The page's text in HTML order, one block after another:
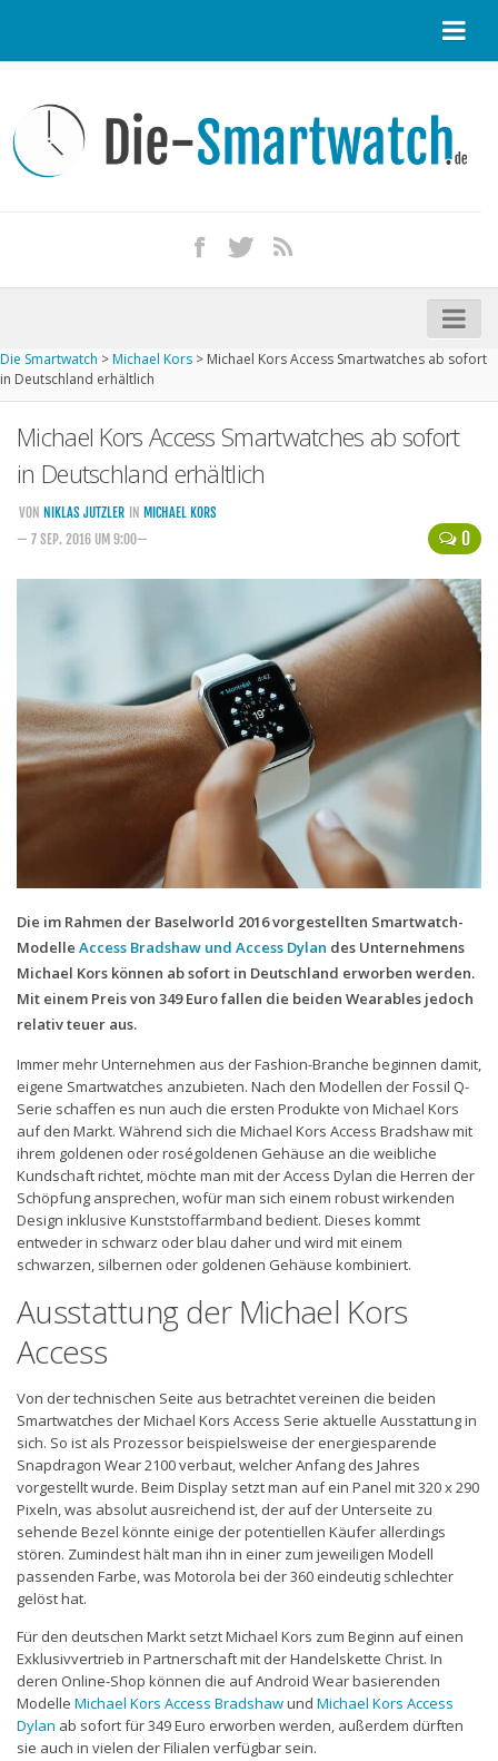
Kontakt / Tipp geben
Impressum
iPhone kaufen
Startseite
Kommende Smartwatches
Handytarife
BASE
Smartphonetarife
Prepaid-Tarife
Datentarife
Flatrate-Prepaidtarife
Mobilfunk-Vergleichsrechner
Mobilfunk-Tarifrechner
Flatrate-Datentarife
Die Smartwatch >Michael Kors > Michael Kors Access Smartwatches ab sofort
in Deutschland erhältlich
Michael Kors Access Smartwatches ab sofort
in Deutschland erhältlich
0
VON NIKLAS JUTZLER IN MICHAEL KORS
— 7 SEP. 2016 UM 9:00—
Die im Rahmen der Baselworld 2016 vorgestellten Smartwatch-
Modelle Access Bradshaw und Access Dylan des Unternehmens
Michael Kors können ab sofort in Deutschland erworben werden.
Mit einem Preis von 349 Euro fallen die beiden Wearables jedoch
relativ teuer aus.
Immer mehr Unternehmen aus der Fashion-Branche beginnen damit,
eigene Smartwatches anzubieten. Nach den Modellen der Fossil Q-
Serie schaffen es nun auch die ersten Produkte von Michael Kors
auf den Markt. Während sich die Michael Kors Access Bradshaw mit
ihrem goldenen oder roségoldenen Gehäuse an die weibliche
Kundschaft richtet, möchte man mit der Access Dylan die Herren der
Schöpfung ansprechen, wofür man sich einem robust wirkenden
Design inklusive Kunststoffarmband bedient. Dieses kommt
entweder in schwarz oder blau daher und wird mit einem
schwarzen, silbernen oder goldenen Gehäuse kombiniert.
Ausstattung der Michael Kors
Access
Von der technischen Seite aus betrachtet vereinen die beiden
Smartwatches der Michael Kors Access Serie aktuelle Ausstattung in
sich. So ist als Prozessor beispielsweise der energiesparende
Snapdragon Wear 2100 verbaut, welcher Anfang des Jahres
vorgestellt wurde. Beim Display setzt man auf ein Panel mit 320 x 290
Pixeln, was absolut ausreichend ist, der auf der Unterseite zu
sehende Bezel könnte einige der potentiellen Käufer allerdings
stören. Zumindest hält man ihn in einer zum jeweiligen Modell
passenden Farbe, was Motorola bei der 360 eindeutig schlechter
gelöst hat.
Für den deutschen Markt setzt Michael Kors zum Beginn auf einen
Exklusivvertrieb in Partnerschaft mit der Handelskette Christ. In
deren Online-Shop können die auf Android Wear basierenden
Modelle Michael Kors Access Bradshawund Michael Kors Access
Dylan ab sofort für 349 Euro erworben werden, außerdem dürften
sie auch in vielen der Filialen verfügbar sein.